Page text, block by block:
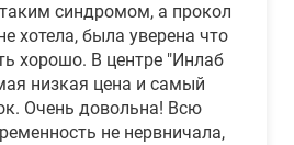
синдромом, а прокол
хотела, была уверена что
хорошо. В центре "Инлаб
низкая цена и самый
Очень довольна! Всю
не нервничала,